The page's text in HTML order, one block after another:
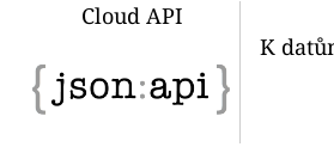
Cloud API
K